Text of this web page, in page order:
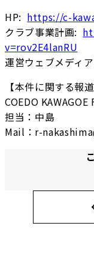
HP: https://c-
クラブ事業計画:
v=rov2E4lanRU
運営ウェブメディ
【本件に関する報
COEDO KAWAGOE
担当：中島
Mail：r-